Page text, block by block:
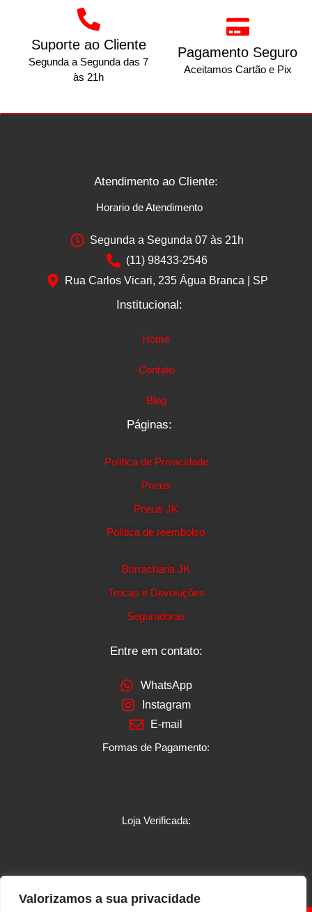
Valorizamos a sua privacidade
Suporte ao Cliente
Segunda a Segunda das 7
às 21h
Pagamento Seguro
Aceitamos Cartão e Pix
Atendimento ao Cliente:
Horario de Atendimento
Segunda a Segunda 07 às 21h
(11) 98433-2546
Rua Carlos Vicari, 235 Água Branca | SP
Institucional:
Home
Contato
Blog
Páginas:
Política de Privacidade
Pneus
Pneus JK
Política de reembolso
Borracharia JK
Trocas e Devoluções
Seguradoras
Entre em contato:
WhatsApp
Instagram
E-mail
Formas de Pagamento:
Loja Verificada: